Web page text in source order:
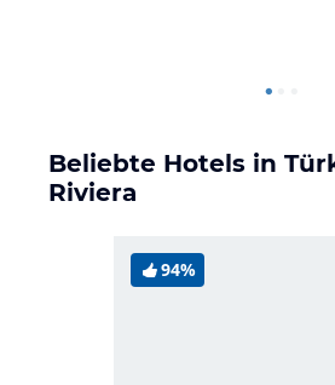
Beliebte Hotels in
Riviera
94%